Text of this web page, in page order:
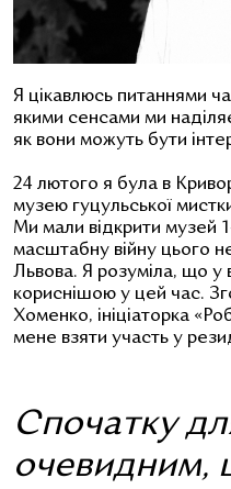
Я цікавлюсь питаннями
якими сенсами ми
як вони можуть бути
24 лютого я була в
музею гуцульської
Ми мали відкрити музей
масштабну війну цього
Львова. Я розуміла, що у
кориснішою у цей час.
Хоменко, ініціаторка
мене взяти участь у
Спочатку
очевидним,